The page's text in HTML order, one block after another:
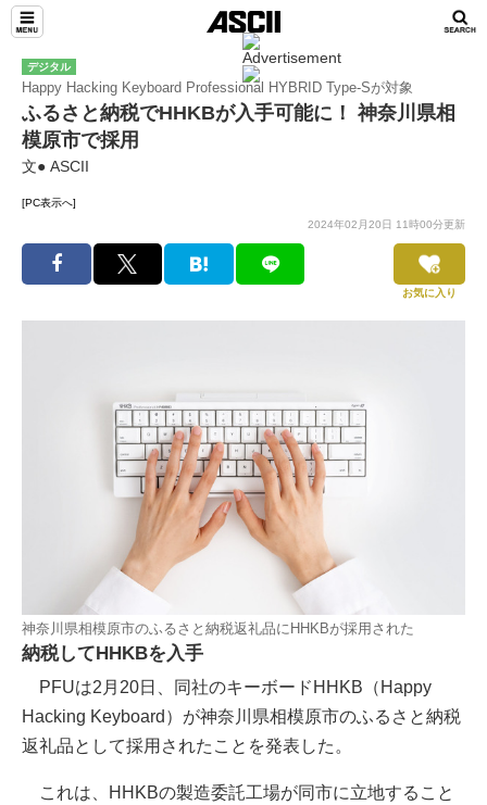
デジタル
Happy Hacking Keyboard Professional HYBRID Type-Sが対象
ふるさと納税でHHKBが入手可能に！ 神奈川県相
模原市で採用
文● ASCII
[PC表示へ]
2024年02月20日 11時00分更新
お気に入り
神奈川県相模原市のふるさと納税返礼品にHHKBが採用された
納税してHHKBを入手
PFUは2月20日、同社のキーボードHHKB（Happy
Hacking Keyboard）が神奈川県相模原市のふるさと納税
返礼品として採用されたことを発表した。
これは、HHKBの製造委託工場が同市に立地すること